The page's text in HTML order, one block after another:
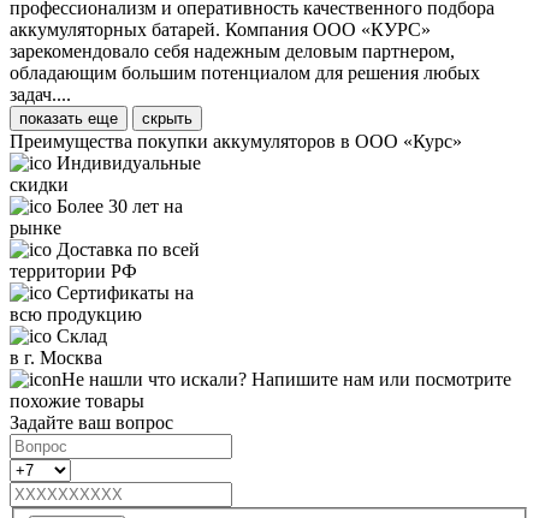
профессионализм и оперативность качественного подбора
аккумуляторных батарей. Компания ООО «КУРС»
зарекомендовало себя надежным деловым партнером,
обладающим большим потенциалом для решения любых
задач....
показать еще скрыть
Преимущества покупки аккумуляторов в ООО «Курс»
Индивидуальные
скидки
Более 30 лет на
рынке
Доставка по всей
территории РФ
Сертификаты на
всю продукцию
Склад
в г. Москва
Не нашли что искали? Напишите нам или посмотрите
похожие товары
Задайте ваш вопрос